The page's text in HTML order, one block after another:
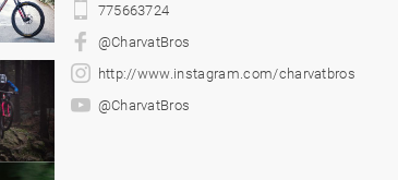
775663724
@CharvatBros
http://www.instagram.com/charvatbros
@CharvatBros